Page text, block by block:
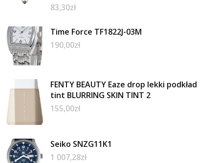
83,30zł
Time Force TF1822J-03M
190,00zł
FENTY BEAUTY Eaze drop lekki podkład
tint BLURRING SKIN TINT 2
155,00zł
Seiko SNZG11K1
1 007,28zł